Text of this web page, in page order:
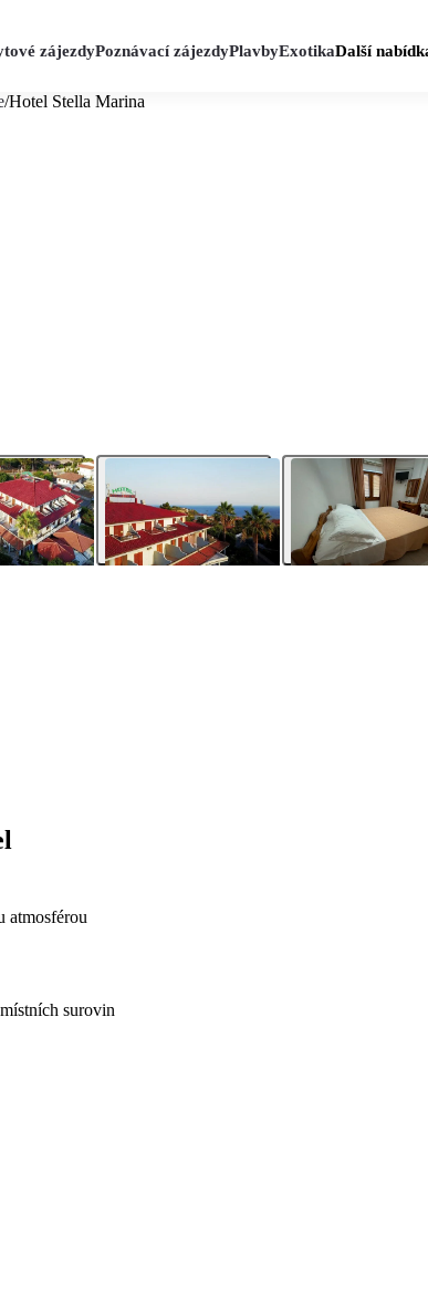
zájezdyPoznávací zájezdyPlavbyExotikaDalší
/Hotel Stella Marina
atmosférou
surovin